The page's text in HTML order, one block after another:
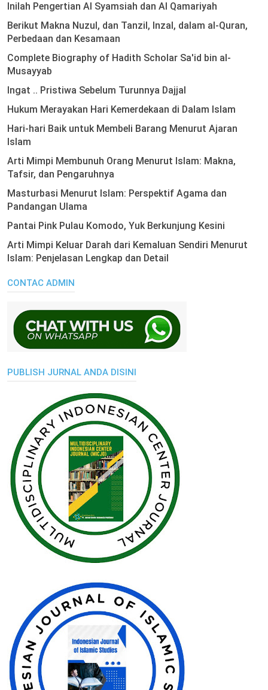
Inilah Pengertian Al Syamsiah dan Al Qamariyah
Berikut Makna Nuzul, dan Tanzil, Inzal, dalam al-Quran,
Perbedaan dan Kesamaan
Complete Biography of Hadith Scholar Sa'id bin al-
Musayyab
Ingat .. Pristiwa Sebelum Turunnya Dajjal
Hukum Merayakan Hari Kemerdekaan di Dalam Islam
Hari-hari Baik untuk Membeli Barang Menurut Ajaran
Islam
Arti Mimpi Membunuh Orang Menurut Islam: Makna,
Tafsir, dan Pengaruhnya
Masturbasi Menurut Islam: Perspektif Agama dan
Pandangan Ulama
Pantai Pink Pulau Komodo, Yuk Berkunjung Kesini
Arti Mimpi Keluar Darah dari Kemaluan Sendiri Menurut
Islam: Penjelasan Lengkap dan Detail
CONTAC ADMIN
PUBLISH JURNAL ANDA DISINI